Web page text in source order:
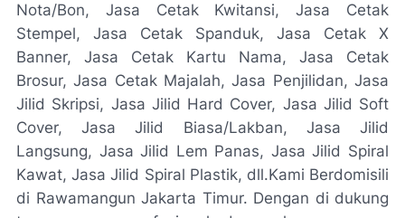
Nota/Bon, Jasa Cetak Kwitansi, Jasa Cetak
Stempel, Jasa Cetak Spanduk, Jasa Cetak X
Banner, Jasa Cetak Kartu Nama, Jasa Cetak
Brosur, Jasa Cetak Majalah, Jasa Penjilidan, Jasa
Jilid Skripsi, Jasa Jilid Hard Cover, Jasa Jilid Soft
Cover, Jasa Jilid Biasa/Lakban, Jasa Jilid
Langsung, Jasa Jilid Lem Panas, Jasa Jilid Spiral
Kawat, Jasa Jilid Spiral Plastik, dll.Kami Berdomisili
di Rawamangun Jakarta Timur. Dengan di dukung